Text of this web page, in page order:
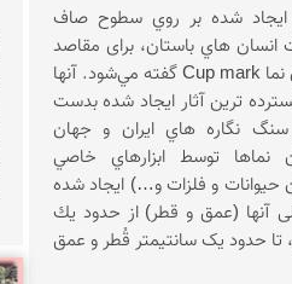
شده بر روي سطوح صاف
هاي باستان، برای مقاصد
گوناگون، فنجان نما Cup mark گفته مي‌‌شود. آنها
ترين آثار ايجاد شده بدست
نگاره هاي ايران و جهان
نماها توسط ابزارهاي خاصي
و فلزات و…) ايجاد شده
آنها (عمق و قطر) از حدود يك
تا حدود یک سانتیمتر قُطر و عمق